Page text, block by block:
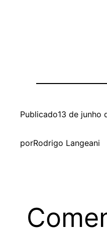
Publicado13 de junho
porRodrigo Langeani